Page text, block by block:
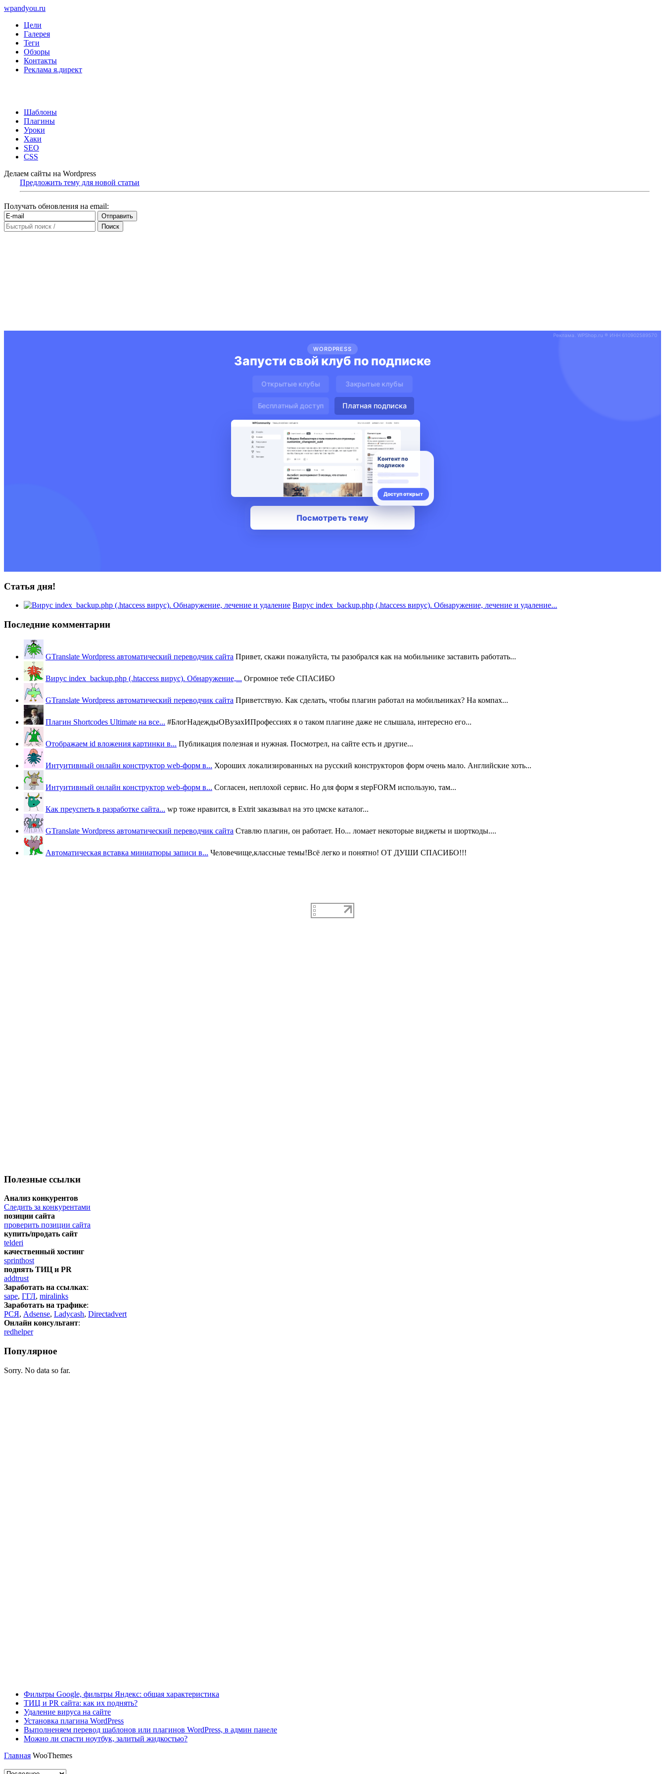
wpandyou.ru
Цели
Галерея
Теги
Обзоры
Контакты
Реклама я.директ
Шаблоны
Плагины
Уроки
Хаки
SEO
CSS
Делаем сайты на Wordpress
Предложить тему для новой статьи
Получать обновления на email:
Статья дня!
Вирус index_backup.php (.htaccess вируc). Обнаружение, лечение и удаление...
Последние комментарии
GTranslate Wordpress автоматический переводчик сайта Привет, скажи пожалуйста, ты разобрался как на мобильнике заставить работать...
Вирус index_backup.php (.htaccess вируc). Обнаружение,... Огромное тебе СПАСИБО
GTranslate Wordpress автоматический переводчик сайта Приветствую. Как сделать, чтобы плагин работал на мобильниках? На компах...
Плагин Shortcodes Ultimate на все... #БлогНадеждыОВузахИПрофессиях я о таком плагине даже не слышала, интересно его...
Отображаем id вложения картинки в... Публикация полезная и нужная. Посмотрел, на сайте есть и другие...
Интуитивный онлайн конструктор web-форм в... Хороших локализированных на русский конструкторов форм очень мало. Английские хоть...
Интуитивный онлайн конструктор web-форм в... Согласен, неплохой сервис. Но для форм я stepFORM использую, там...
Как преуспеть в разработке сайта... wp тоже нравится, в Extrit заказывал на это цмске каталог...
GTranslate Wordpress автоматический переводчик сайта Ставлю плагин, он работает. Но... ломает некоторые виджеты и шорткоды....
Автоматическая вставка миниатюры записи в... Человечище,классные темы!Всё легко и понятно! ОТ ДУШИ СПАСИБО!!!
Полезные ссылки
Анализ конкурентов
Следить за конкурентами
позиции сайта
проверить позиции сайта
купить/продать сайт
telderi
качественный хостинг
sprinthost
поднять ТИЦ и PR
addtrust
Заработать на ссылках:
sape, ГГЛ, miralinks
Заработать на трафике:
РСЯ, Adsense, Ladycash, Directadvert
Онлайн консультант:
redhelper
Популярное
Sorry. No data so far.
Фильтры Google, фильтры Яндекс: общая характеристика
ТИЦ и PR сайта: как их поднять?
Удаление вируса на сайте
Установка плагина WordPress
Выполненяем перевод шаблонов или плагинов WordPress, в админ панеле
Можно ли спасти ноутбук, залитый жидкостью?
Главная WooThemes